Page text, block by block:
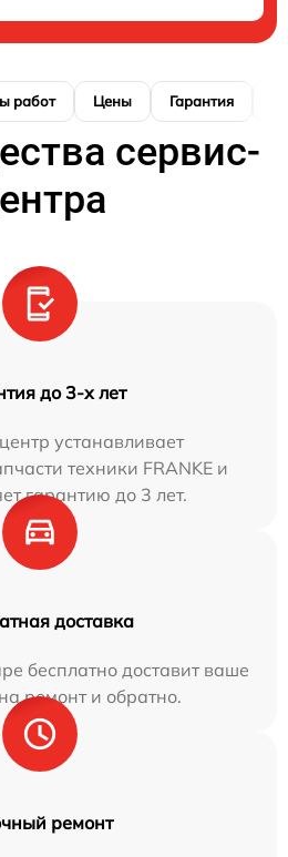
работ Цены Гарантия
сервис-
до 3-х лет
устанавливает
техники FRANKE и
гарантию до 3 лет.
доставка
бесплатно доставит ваше
ремонт и обратно.
ремонт